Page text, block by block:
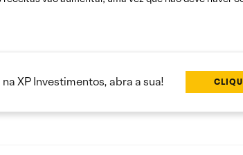
XP Investimentos, abra a sua!